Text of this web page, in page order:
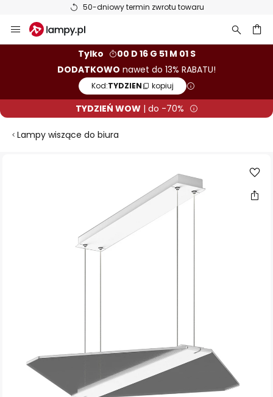
50-dniowy termin zwrotu towaru
Przejdź
do
Tylko
00 D 16 G 51 M 01 S
DODATKOWO nawet do 13% RABATU!
Kod:TYDZIEN kopiuj
TYDZIEŃ WOW| do -70%
Lampy wiszące do biura